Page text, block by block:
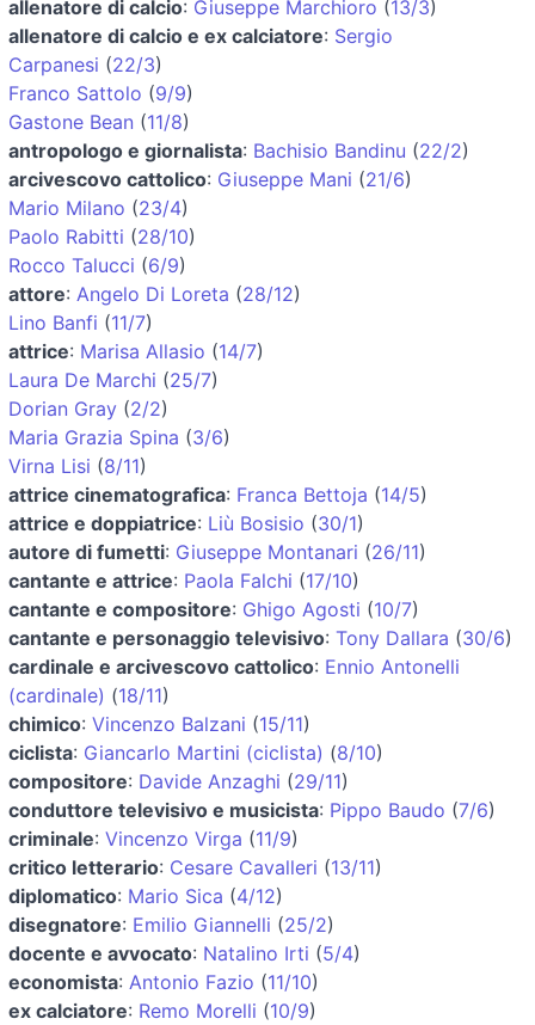
allenatore di calcio: Giuseppe Marchioro (13/3)
allenatore di calcio e ex calciatore: Sergio
Carpanesi (22/3)
Franco Sattolo (9/9)
Gastone Bean (11/8)
antropologo e giornalista: Bachisio Bandinu (22/2)
arcivescovo cattolico: Giuseppe Mani (21/6)
Mario Milano (23/4)
Paolo Rabitti (28/10)
Rocco Talucci (6/9)
attore: Angelo Di Loreta (28/12)
Lino Banfi (11/7)
attrice: Marisa Allasio (14/7)
Laura De Marchi (25/7)
Dorian Gray (2/2)
Maria Grazia Spina (3/6)
Virna Lisi (8/11)
attrice cinematografica: Franca Bettoja (14/5)
attrice e doppiatrice: Liù Bosisio (30/1)
autore di fumetti: Giuseppe Montanari (26/11)
cantante e attrice: Paola Falchi (17/10)
cantante e compositore: Ghigo Agosti (10/7)
cantante e personaggio televisivo: Tony Dallara (30/6)
cardinale e arcivescovo cattolico: Ennio Antonelli
(cardinale) (18/11)
chimico: Vincenzo Balzani (15/11)
ciclista: Giancarlo Martini (ciclista) (8/10)
compositore: Davide Anzaghi (29/11)
conduttore televisivo e musicista: Pippo Baudo (7/6)
criminale: Vincenzo Virga (11/9)
critico letterario: Cesare Cavalleri (13/11)
diplomatico: Mario Sica (4/12)
disegnatore: Emilio Giannelli (25/2)
docente e avvocato: Natalino Irti (5/4)
economista: Antonio Fazio (11/10)
ex calciatore: Remo Morelli (10/9)